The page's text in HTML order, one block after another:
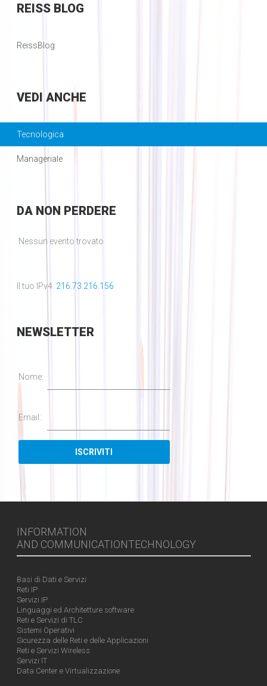
REISSBLOG
ReissBlog
VEDI ANCHE
Tecnologica
Manageriale
DANON PERDERE
Nessun evento trovato
Il tuo IPv4: 216.73.216.156
NEWSLETTER
Nome:
Email:
INFORMATION
AND COMMUNICATIONTECHNOLOGY
Basi di Dati e Servizi
Reti IP
Servizi IP
Linguaggi ed Architetture software
Reti e Servizi di TLC
Sistemi Operativi
Sicurezza delle Reti e delle Applicazioni
Reti e Servizi Wireless
Servizi IT
Data Center e Virtualizzazione